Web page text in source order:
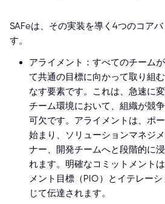
SAFeは、その実装を導く4つのコア
す。
アライメント：すべてのチーム
て共通の目標に向かって取り組
なす要素です。これは、急速に
チーム環境において、組織が競
可欠です。アライメントは、ポ
始まり、ソリューションマネジ
ナー、開発チームへと段階的に
れます。明確なコミットメント
メント目標（PIO）とイテレー
じて伝達されます。